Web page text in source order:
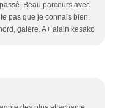
Beau parcours avec
pas que je connais bien.
galère. A+ alain kesako